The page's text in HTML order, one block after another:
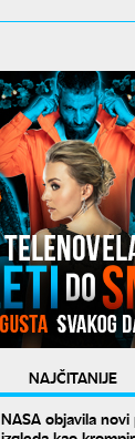
NAJČITANIJE
NASA objavila